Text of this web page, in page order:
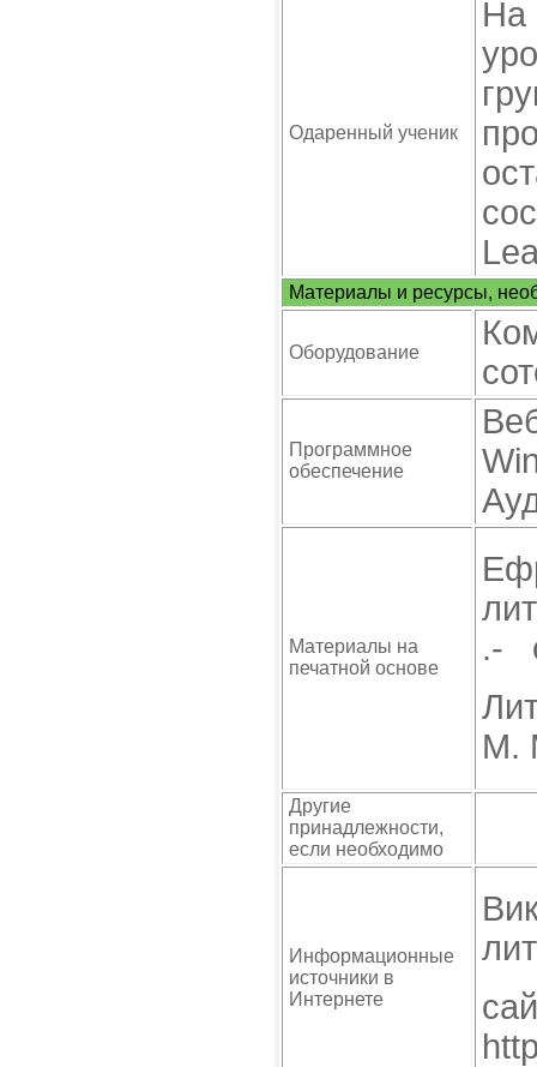
Одаренный ученик
На
Материалы и ресурсы,
Оборудование
Программное
обеспечение
Материалы на
печатной основе
.-
М.
Другие
принадлежности,
если необходимо
Информационные
источники в
Интернете